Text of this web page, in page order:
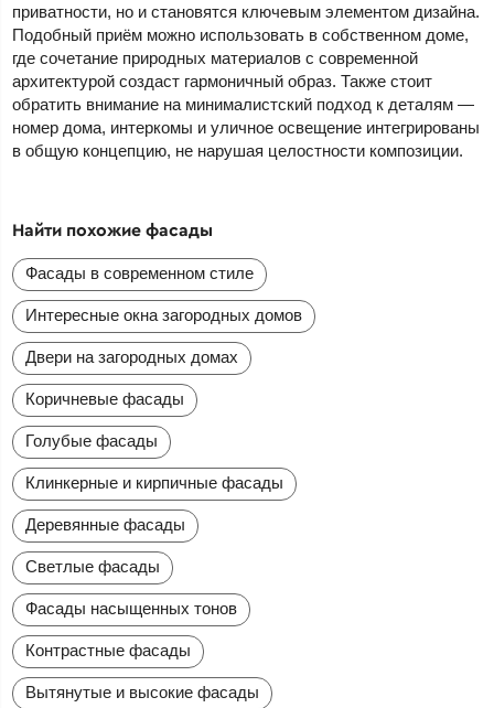
приватности, но и становятся ключевым элементом дизайна.
Подобный приём можно использовать в собственном доме,
где сочетание природных материалов с современной
архитектурой создаст гармоничный образ. Также стоит
обратить внимание на минималистский подход к деталям —
номер дома, интеркомы и уличное освещение интегрированы
в общую концепцию, не нарушая целостности композиции.
Найти похожие фасады
Фасады в современном стиле
Интересные окна загородных домов
Двери на загородных домах
Коричневые фасады
Голубые фасады
Клинкерные и кирпичные фасады
Деревянные фасады
Светлые фасады
Фасады насыщенных тонов
Контрастные фасады
Вытянутые и высокие фасады